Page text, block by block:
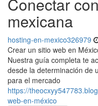
mexicana
hosting-en-mexico326979
Crear un sitio web en
Nuestra guía completa te
desde la determinación de
para el mercado
https://
web-en-méxico